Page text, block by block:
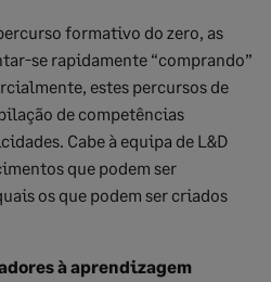
formativo do zero, as
se rapidamente “comprando”
estes percursos de
de competências
Cabe à equipa de L&D
que podem ser
os que podem ser criados
à aprendizagem